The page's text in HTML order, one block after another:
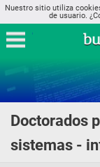
Nuestro sitio utiliza
de usuario.
Doctorados
sistemas -